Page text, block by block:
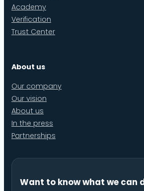
Academy
Verification
Trust Center
About us
Our company
Our vision
About us
In the press
Partnerships
Want to know what we can